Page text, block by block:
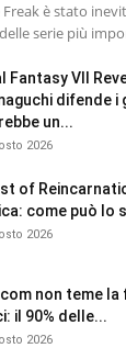
è stato
serie più
Fantasy VII
difende i
un...
2026
of
come può lo
2026
non teme la
il 90% delle...
2026